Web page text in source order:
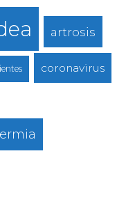
artrosis
coronavirus